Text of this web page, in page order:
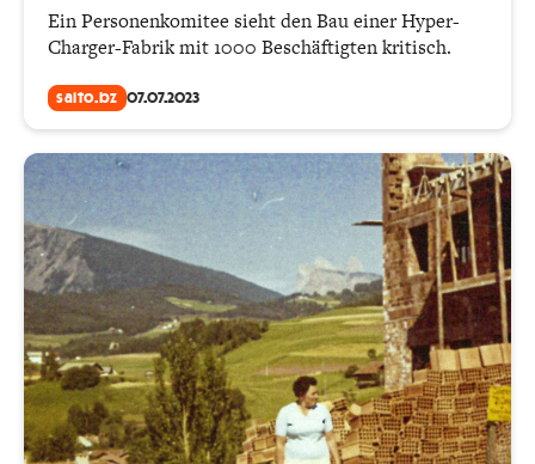
Ein Personenkomitee sieht den Bau einer Hyper-
Charger-Fabrik mit 1000 Beschäftigten kritisch.
salto.bz 07.07.2023